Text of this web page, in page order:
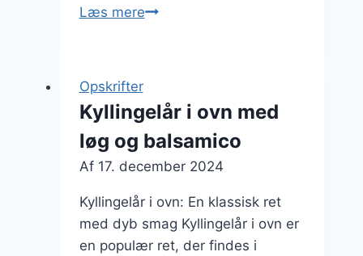
Læs mereKyllingelår
for
dybde
og
Opskrifter
Kyllingelår i ovn med
løg og balsamico
Af 17. december 2024
Kyllingelår i ovn: En klassisk ret
med dyb smag Kyllingelår i ovn er
en populær ret, der findes i